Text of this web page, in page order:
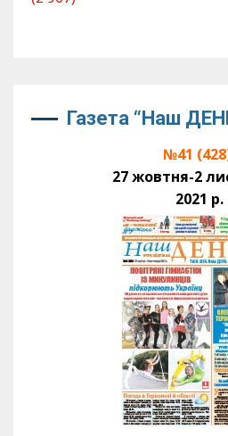
Газета “Наш
№41
27 жовтня-2
2021 р.